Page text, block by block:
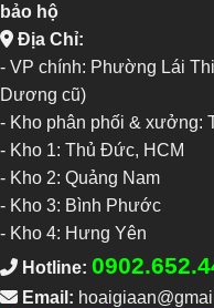
bảo hộ
Địa Chỉ:
- VP chính: Phường Lái
Dương cũ)
- Kho phân phối & xưởng:
- Kho 1: Thủ Đức, HCM
- Kho 2: Quảng Nam
- Kho 3: Bình Phước
- Kho 4: Hưng Yên
Hotline:
Email: